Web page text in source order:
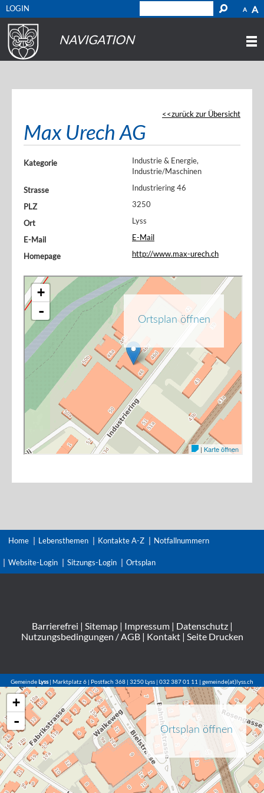
A A
LOGIN
NAVIGATION
zurück zur Übersicht
Max Urech AG
Kategorie
Industrie & Energie,
Industrie/Maschinen
Strasse
Industriering 46
PLZ
3250
Ort
Lyss
E-Mail
E-Mail
Homepage
http://www.max-urech.ch
Home Lebensthemen Kontakte A-Z Notfallnummern
Website-Login Sitzungs-Login Ortsplan
Barrierefrei | Sitemap| Impressum| Datenschutz|
Nutzungsbedingungen / AGB| Kontakt| Seite Drucken
GemeindeLyss| Marktplatz 6 | Postfach 368 | 3250 Lyss | 032 387 01 11 | gemeinde(at)lyss.ch